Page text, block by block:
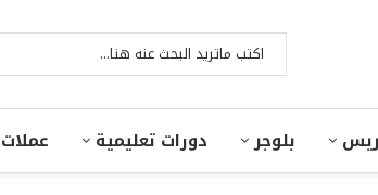
بلوجر دورات تعليمية عملات